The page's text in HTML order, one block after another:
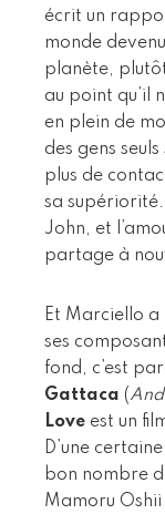
écrit un
monde
planète,
au point qu’il
en plein de
des gens
plus de
sa
John, et
partage à
Et Marciello
ses
fond, c’est
Gattaca (
Love est un
D’une
bon nombre
Mamoru